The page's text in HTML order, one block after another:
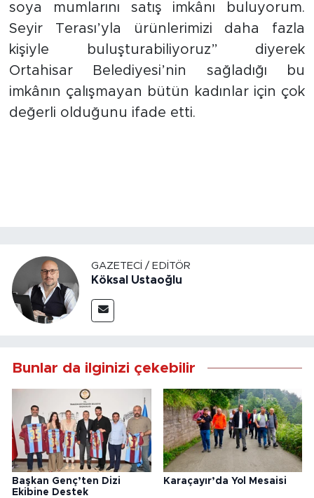
soya mumlarını satış imkânı buluyorum.
Seyir Terası’yla ürünlerimizi daha fazla
kişiyle buluşturabiliyoruz” diyerek
Ortahisar Belediyesi’nin sağladığı bu
imkânın çalışmayan bütün kadınlar için çok
değerli olduğunu ifade etti.
GAZETECI / EDITÖR
Köksal Ustaoğlu
Bunlar da ilginizi çekebilir
Başkan Genç’ten Dizi
Ekibine Destek
Karaçayır’da Yol Mesaisi